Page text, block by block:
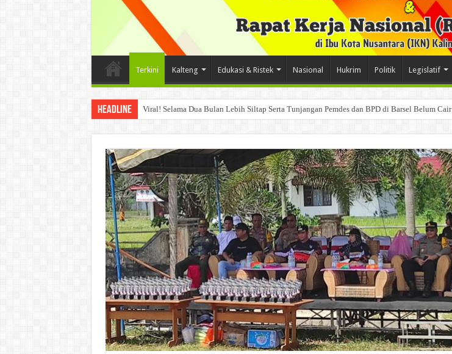
Terkini Kalteng Edukasi & Ristek Nasional Hukrim Politik Legislatif
Headline Viral! Selama Dua Bulan Lebih Siltap Serta Tunjangan Pemdes dan BPD di Barsel Belum Cair